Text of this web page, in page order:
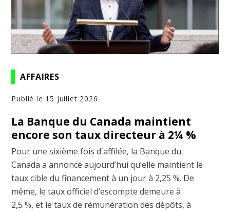
AFFAIRES
Publié le 15 juillet 2026
La Banque du Canada maintient
encore son taux directeur à 2¼ %
Pour une sixième fois d'affilée, la Banque du
Canada a annoncé aujourd’hui qu’elle maintient le
taux cible du financement à un jour à 2,25 %. De
même, le taux officiel d’escompte demeure à
2,5 %, et le taux de rémunération des dépôts, à